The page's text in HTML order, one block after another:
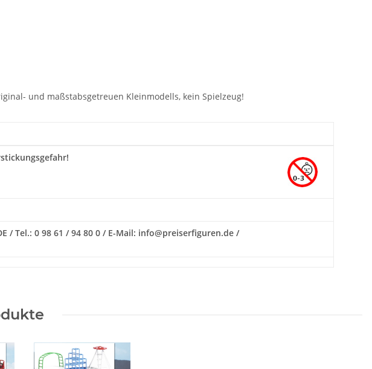
und maßstabsgetreuen Kleinmodells, kein Spielzeug!
/ Tel.: 0 98 61 / 94 80 0 / E-Mail: info@preiserfiguren.de /